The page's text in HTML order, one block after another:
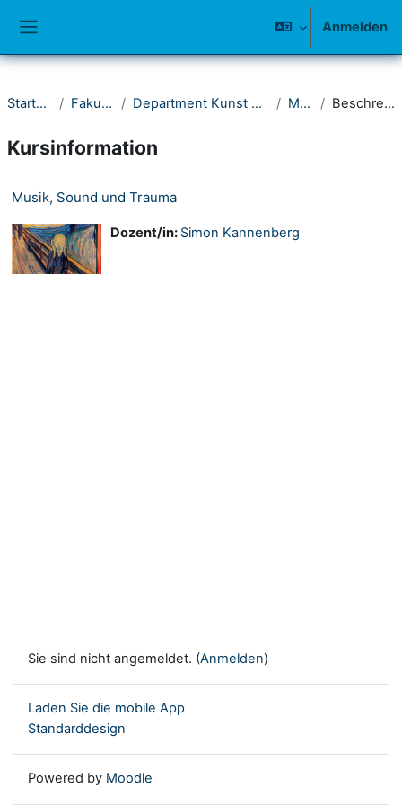
Anmelden
Startseite Fakultät II Department Kunst und Musik Musik Beschreibung
Kursinformation
Musik, Sound und Trauma
Dozent/in: Simon Kannenberg
Sie sind nicht angemeldet. (Anmelden)
Laden Sie die mobile App
Standarddesign
Powered by Moodle